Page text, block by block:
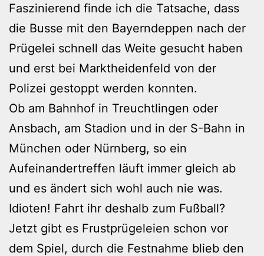
Faszinierend finde ich die Tatsache, dass
die Busse mit den Bayerndeppen nach der
Prügelei schnell das Weite gesucht haben
und erst bei Marktheidenfeld von der
Polizei gestoppt werden konnten.
Ob am Bahnhof in Treuchtlingen oder
Ansbach, am Stadion und in der S-Bahn in
München oder Nürnberg, so ein
Aufeinandertreffen läuft immer gleich ab
und es ändert sich wohl auch nie was.
Idioten! Fahrt ihr deshalb zum Fußball?
Jetzt gibt es Frustprügeleien schon vor
dem Spiel, durch die Festnahme blieb den